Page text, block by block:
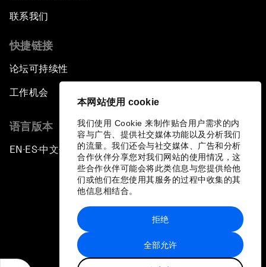
本网站使用 cookie
我们使用 Cookie 来制作贴合用户需求的内
容与广告、提供社交媒体功能以及分析我们
的流量。我们还会与社交媒体、广告和分析
合作伙伴分享您对我们网站的使用情况，这
些合作伙伴可能会将此类信息与您提供给他
们或他们在您使用其服务的过程中收集的其
他信息相结合。
全部允许
拒绝
联系我们
快捷链接
论坛可持续性
工作机会
语言版本
EN ▪ ES▪中文▪ 日本語
站点地图